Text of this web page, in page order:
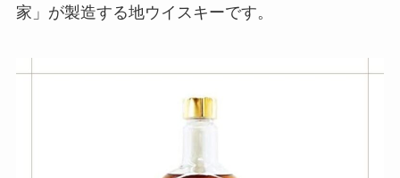
家」が製造する地ウイスキーです。